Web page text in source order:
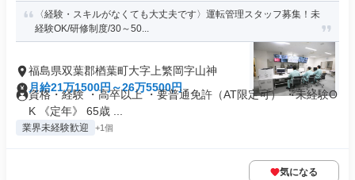
〈経験・スキルがなくても大丈夫です〉運転管理スタッフ募集！未
経験OK/研修制度/30～50...
福島県双葉郡楢葉町大字上繁岡字山神
月給21万1500円～26万5500円
資格・経験 ・高卒以上 ・要普通免許（AT限定可） ・未経験O
K 《定年》 65歳 ...
業界未経験歓迎 +1個
気になる